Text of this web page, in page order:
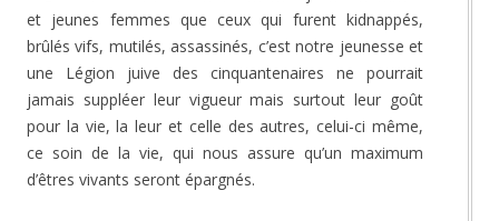
et jeunes femmes que ceux qui furent kidnappés,
brûlés vifs, mutilés, assassinés, c’est notre jeunesse et
une Légion juive des cinquantenaires ne pourrait
jamais suppléer leur vigueur mais surtout leur goût
pour la vie, la leur et celle des autres, celui-ci même,
ce soin de la vie, qui nous assure qu’un maximum
d’êtres vivants seront épargnés.